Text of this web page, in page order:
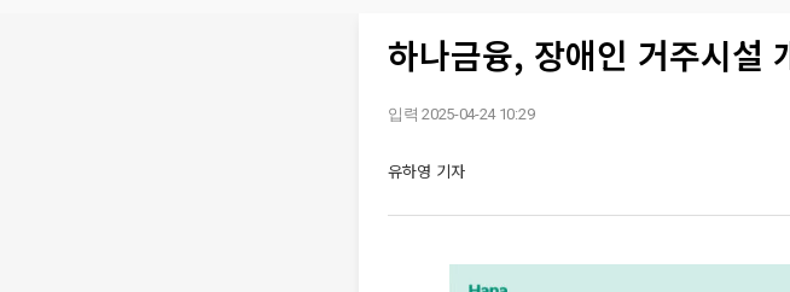
하나금융, 장애인 거주시설
입력 2025-04-24 10:29
유하영 기자